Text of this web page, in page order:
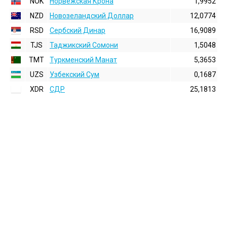
NZD
Новозеландский Доллар
12,0774
RSD
Сербский Динар
16,9089
TJS
Таджикский Сомони
1,5048
TMT
Туркменский Манат
5,3653
UZS
Узбекский Сум
0,1687
XDR
СДР 25,1813